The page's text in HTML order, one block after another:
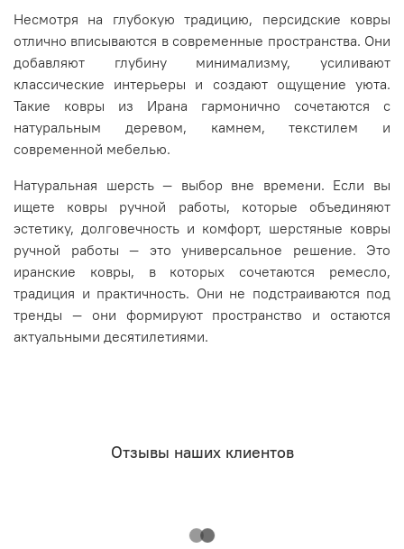
Несмотря на глубокую традицию, персидские ковры
отлично вписываются в современные пространства. Они
добавляют глубину минимализму, усиливают
классические интерьеры и создают ощущение уюта.
Такие ковры из Ирана гармонично сочетаются с
натуральным деревом, камнем, текстилем и
современной мебелью.
Натуральная шерсть — выбор вне времени. Если вы
ищете ковры ручной работы, которые объединяют
эстетику, долговечность и комфорт, шерстяные ковры
ручной работы — это универсальное решение. Это
иранские ковры, в которых сочетаются ремесло,
традиция и практичность. Они не подстраиваются под
тренды — они формируют пространство и остаются
актуальными десятилетиями.
Отзывы наших клиентов